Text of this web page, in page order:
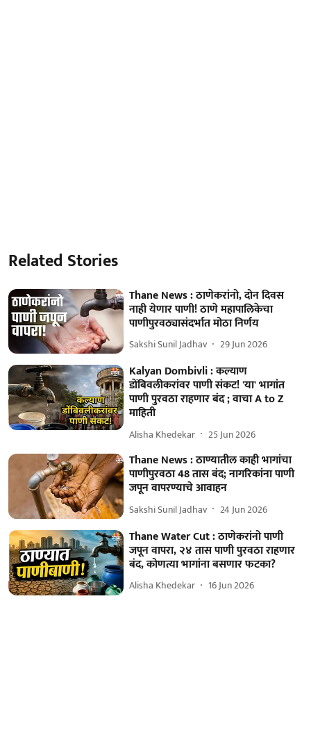
Related Stories
Thane News : ठाणेकरांनो, दोन दिवस
नाही येणार पाणी! ठाणे महापालिकेचा
पाणीपुरवठ्यासंदर्भात मोठा निर्णय
Sakshi Sunil Jadhav 29 Jun 2026
Kalyan Dombivli : कल्याण
डोंबिवलीकरांवर पाणी संकट! 'या' भागांत
पाणी पुरवठा राहणार बंद ; वाचा A to Z
माहिती
Alisha Khedekar 25 Jun 2026
Thane News : ठाण्यातील काही भागांचा
पाणीपुरवठा 48 तास बंद; नागरिकांना पाणी
जपून वापरण्याचे आवाहन
Sakshi Sunil Jadhav 24 Jun 2026
Thane Water Cut : ठाणेकरांनो पाणी
जपून वापरा, २४ तास पाणी पुरवठा राहणार
बंद, कोणत्या भागांना बसणार फटका?
Alisha Khedekar 16 Jun 2026